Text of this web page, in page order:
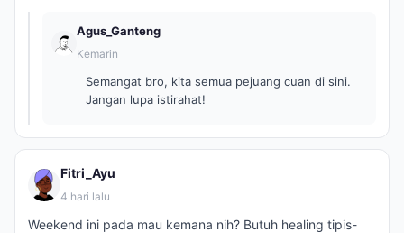
Agus_Ganteng
Kemarin
Semangat bro, kita semua pejuang cuan di sini.
Jangan lupa istirahat!
Fitri_Ayu
4 hari lalu
Weekend ini pada mau kemana nih? Butuh healing tipis-